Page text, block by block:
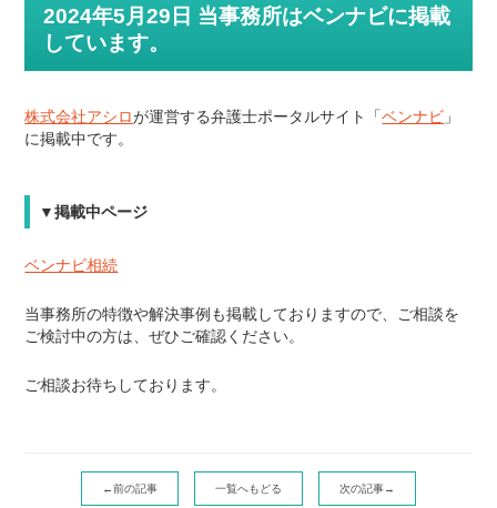
2024年5月29日 当事務所はベンナビに掲載
しています。
株式会社アシロが運営する弁護士ポータルサイト「ベンナビ 」
に掲載中です。
▼掲載中ページ
ベンナビ相続
当事務所の特徴や解決事例も掲載しておりますので、 ご相談を
ご検討中の方は、ぜひご確認ください。
ご相談お待ちしております。
←前の記事 一覧へもどる 次の記事→